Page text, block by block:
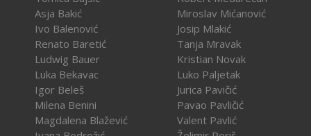
Asja Bakić
Ivo Balenović
Renato Baretić
Ludwig Bauer
Luka Bekavac
Igor Beleš
Milena Benini
Magdalena Blažević
Miroslav Mićanović
Josip Mlakić
Tanja Mravak
Kristian Novak
Luko Paljetak
Jurica Pavičić
Pavao Pavličić
Valent Pavlić